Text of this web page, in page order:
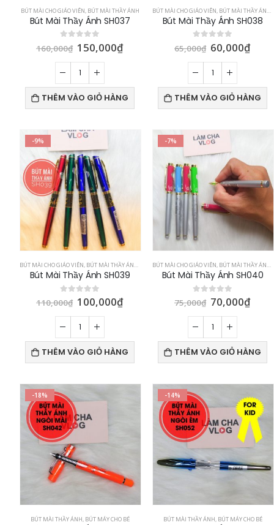
BÚT MÀI CHO GIÁO VIÊN, BÚT MÀI THẦY ÁNH
Bút Mài Thầy Ánh SH037
out of 5
160,000₫ 150,000₫
THÊM VÀO GIỎ HÀNG
BÚT MÀI CHO GIÁO VIÊN, BÚT MÀI THẦY ÁNH
Bút Mài Thầy Ánh SH038
out of 5
65,000₫ 60,000₫
THÊM VÀO GIỎ HÀNG
-9%
BÚT MÀI CHO GIÁO VIÊN, BÚT MÀI THẦY ÁNH BÚT MÁY CHO BÉ
Bút Mài Thầy Ánh SH039
out of 5
110,000₫ 100,000₫
THÊM VÀO GIỎ HÀNG
-7%
BÚT MÀI CHO GIÁO VIÊN, BÚT MÀI THẦY ÁNH
Bút Mài Thầy Ánh SH040
out of 5
75,000₫ 70,000₫
THÊM VÀO GIỎ HÀNG
-18%
BÚT MÀI THẦY ÁNH, BÚT MÁY CHO BÉ
-14%
BÚT MÀI THẦY ÁNH, BÚT MÁY CHO BÉ